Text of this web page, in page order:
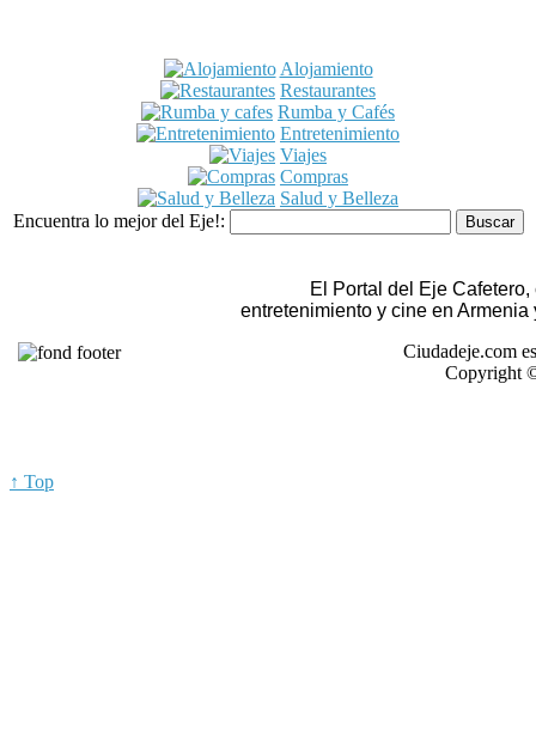
Alojamiento
Restaurantes
Rumba y Cafés
Entretenimiento
Viajes
Compras
Salud y Belleza
Encuentra lo mejor del Eje!:
El Portal del Eje
entretenimiento y cine en
Ciudadeje.com
Copyright
↑ Top